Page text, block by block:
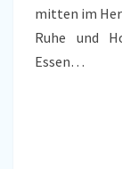
mitten im
Ruhe und
Essen…